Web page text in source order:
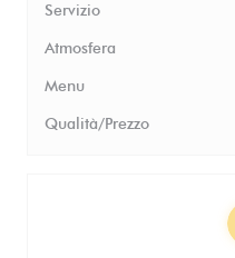
Servizio
Atmosfera
Menu
Qualità/Prezzo